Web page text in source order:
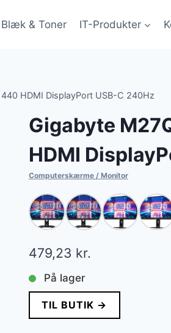
Blæk & Toner IT-Produkter
HDMI DisplayPort USB-C 240Hz
Gigabyte
HDMI
Computerskærme / Monitor
479,23 kr.
På lager
TIL BUTIK →